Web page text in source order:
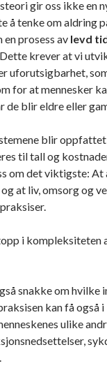
gir oss ikke en
å tenke om aldring
en prosess av levd
krever at vi
uforutsigbarhet,
for at mennesker
de blir eldre eller
blir oppfattet
til tall og
om det viktigste: At
at liv, omsorg og
i kompleksiteten
snakke om hvilke
kan få også
ulike